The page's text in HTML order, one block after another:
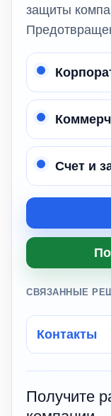
защиты
Счет и
СВЯЗАННЫЕ
Контакты
Получите